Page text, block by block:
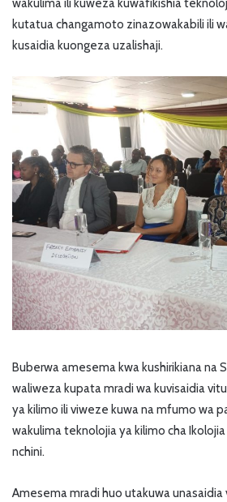
wakulima ili kuweza kuwafikishia
kutatua changamoto zinazowakabili ili
kusaidia kuongeza uzalishaji.
Buberwa amesema kwa kushirikiana na
waliweza kupata mradi wa kuvisaidia
ya kilimo ili viweze kuwa na mfumo wa
wakulima teknolojia ya kilimo cha
nchini.
Amesema mradi huo utakuwa unasaidia